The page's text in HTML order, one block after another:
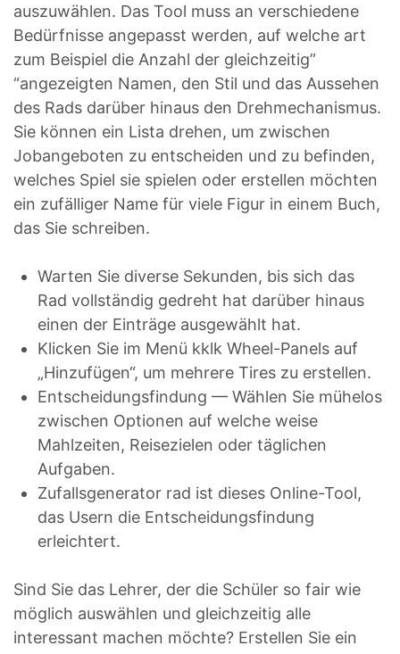
auszuwählen. Das Tool muss an verschiedene
Bedürfnisse angepasst werden, auf welche art
zum Beispiel die Anzahl der gleichzeitig”
“angezeigten Namen, den Stil und das Aussehen
des Rads darüber hinaus den Drehmechanismus.
Sie können ein Lista drehen, um zwischen
Jobangeboten zu entscheiden und zu befinden,
welches Spiel sie spielen oder erstellen möchten
ein zufälliger Name für viele Figur in einem Buch,
das Sie schreiben.
Warten Sie diverse Sekunden, bis sich das
Rad vollständig gedreht hat darüber hinaus
einen der Einträge ausgewählt hat.
Klicken Sie im Menü kklk Wheel-Panels auf
„Hinzufügen“, um mehrere Tires zu erstellen.
Entscheidungsfindung — Wählen Sie mühelos
zwischen Optionen auf welche weise
Mahlzeiten, Reisezielen oder täglichen
Aufgaben.
Zufallsgenerator rad ist dieses Online-Tool,
das Usern die Entscheidungsfindung
erleichtert.
Sind Sie das Lehrer, der die Schüler so fair wie
möglich auswählen und gleichzeitig alle
interessant machen möchte? Erstellen Sie ein